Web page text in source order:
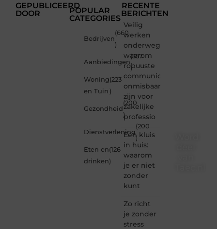
GEPUBLICEERD
DOOR
POPULAR
CATEGORIES
Bedrijven
(660
)
Aanbiedingen
(357
)
Woning
en Tuin
(223
)
Gezondheid
(200
)
Dienstverlening
(200
)
Eten en
drinken
(126
)
RECENTE
BERICHTEN
Veilig
werken
onderweg:
waarom
robuuste
communicatiemiddelen
onmisbaar
zijn voor
zakelijke
professio
Een kluis
in huis:
waarom
je er niet
zonder
kunt
Zo richt
je zonder
stress